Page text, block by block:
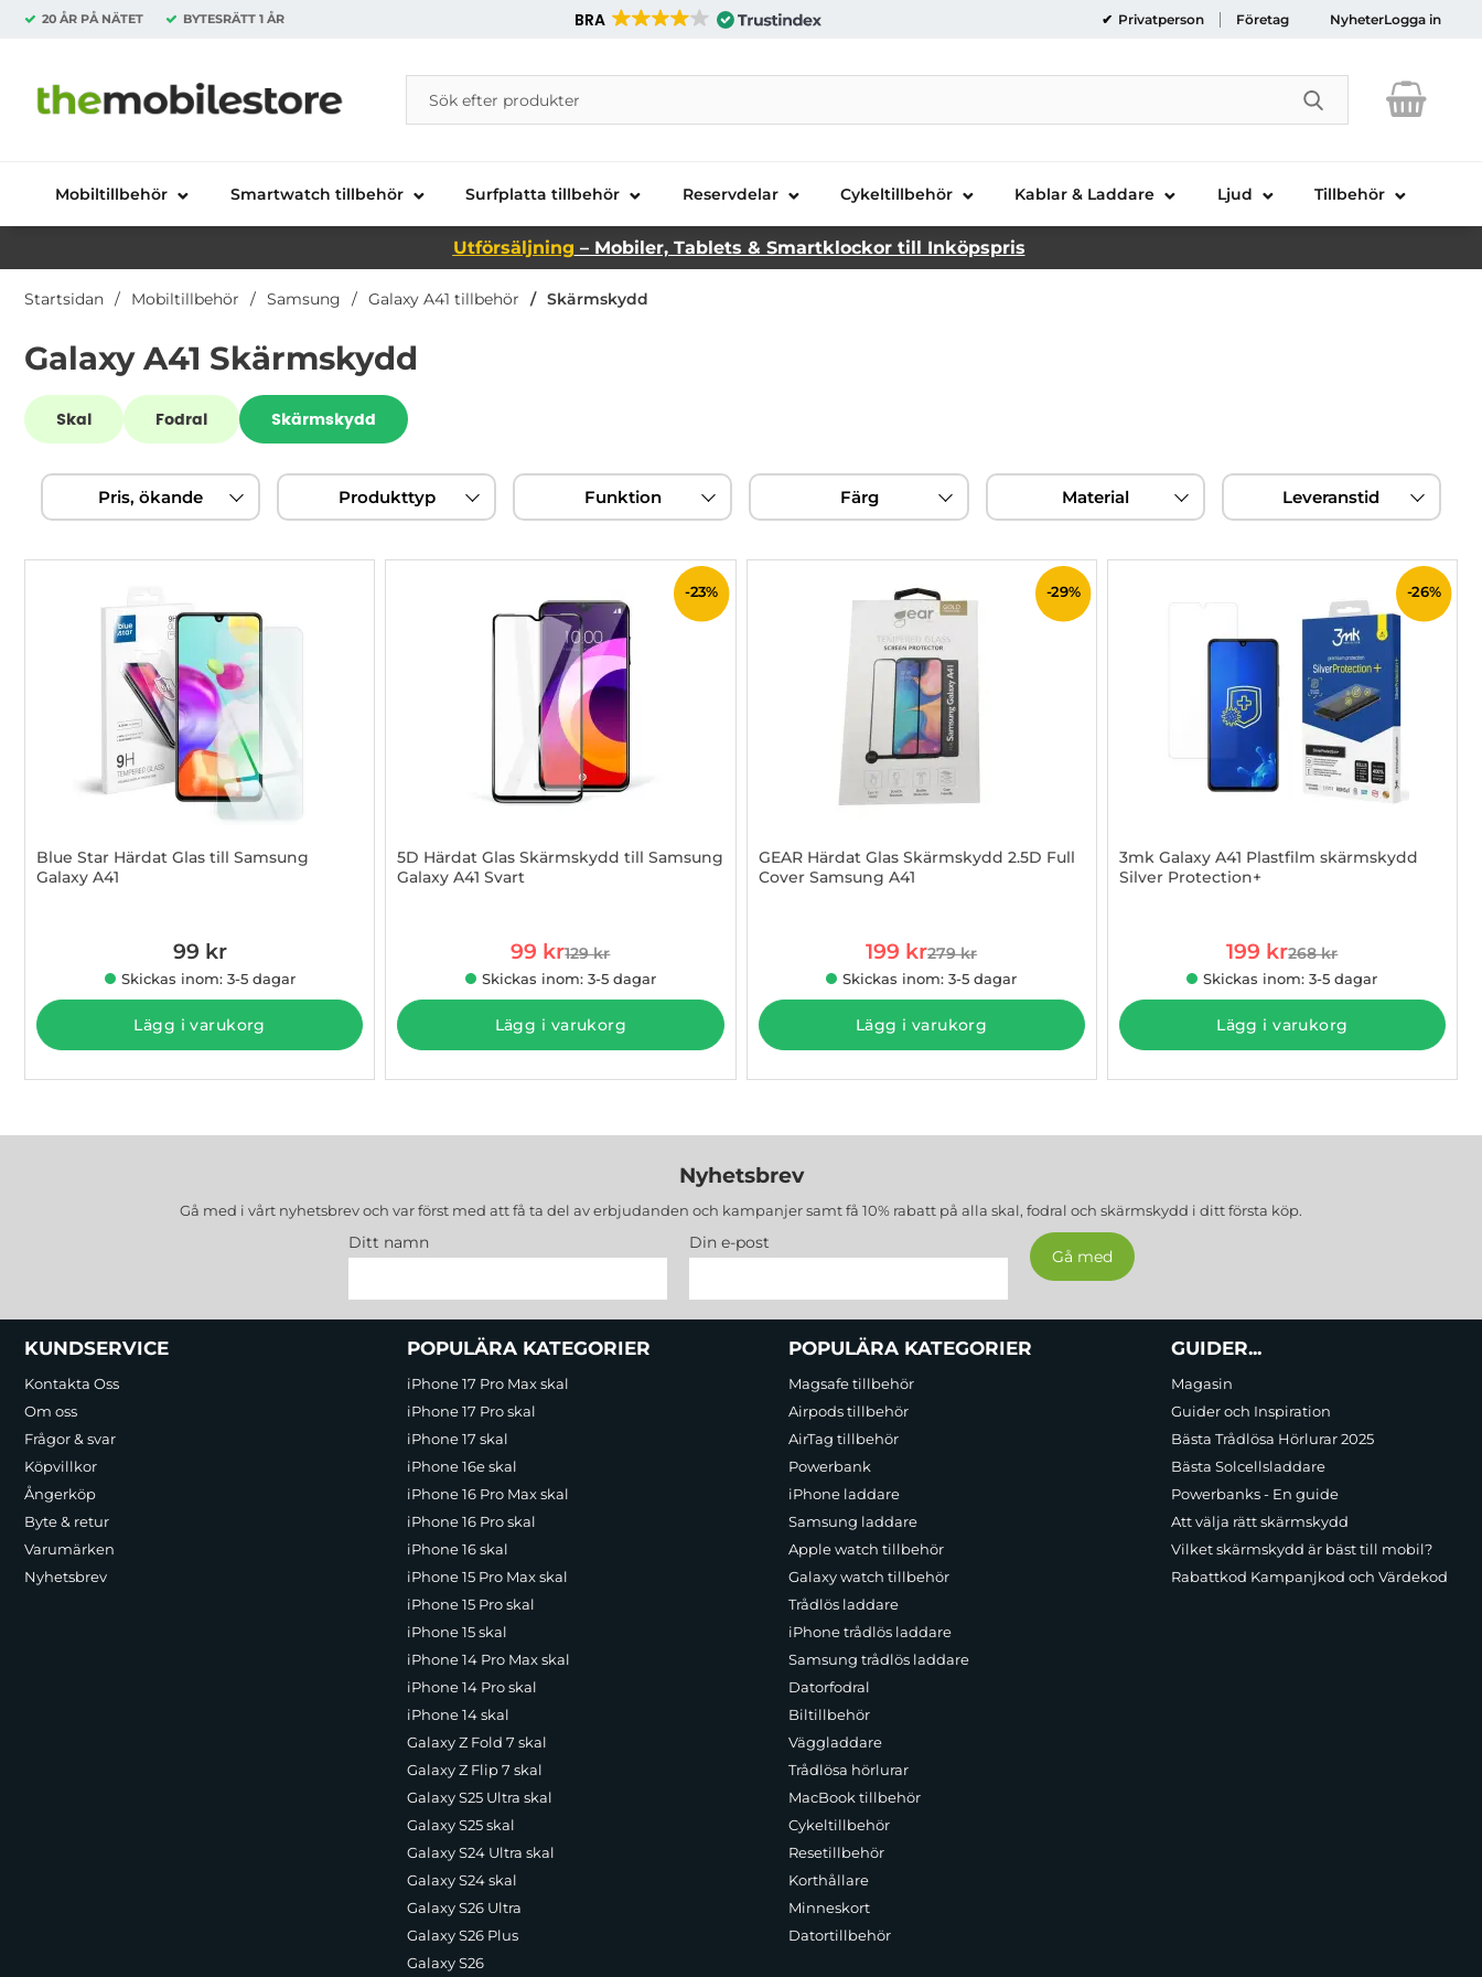
20 ÅR PÅ NÄTET BYTESRÄTT 1 ÅR BRA Privatperson Företag NyheterLogga in
Startsidan för Danira Telecom AB
Sök
Sök på Danira Telecom AB
Genomför
Mobiltillbehör Smartwatch tillbehör Surfplatta tillbehör Reservdelar Cykeltillbehör Kablar & Laddare Ljud Tillbehör
Utförsäljning – Mobiler, Tablets & Smartklockor till Inköpspris
Startsidan Mobiltillbehör Samsung Galaxy A41 tillbehör Skärmskydd
Galaxy A41 Skärmskydd
Underkategorier
Skal Fodral Skärmskydd
över
filtersektionen
Filtrera & sortera
Pris, ökande Produkttyp Funktion Färg Material Leveranstid
Blue Star Härdat Glas till Samsung
Galaxy A41
99 kr
Skickas inom: 3-5 dagar
Lägg i varukorg
-23%
5D Härdat Glas Skärmskydd till Samsung
Galaxy A41 Svart
rea pris
99 krtidigare pris
129 kr
Skickas inom: 3-5 dagar
Lägg i varukorg
-29%
GEAR Härdat Glas Skärmskydd 2.5D Full
Cover Samsung A41
rea pris
199 krtidigare pris
279 kr
Skickas inom: 3-5 dagar
Lägg i varukorg
-26%
3mk Galaxy A41 Plastfilm skärmskydd
Silver Protection+
rea pris
199 krtidigare pris
268 kr
Skickas inom: 3-5 dagar
Lägg i varukorg
Nyhetsbrev
Gå med i vårt nyhetsbrev och var först med att få ta del av erbjudanden och kampanjer samt få 10% rabatt på alla skal, fodral och skärmskydd i ditt första köp.
Ditt namn Din e-post
Sidfot Blandad info och länkar
KUNDSERVICE
Kontakta Oss
Om oss
Frågor & svar
Köpvillkor
Ångerköp
Byte & retur
Varumärken
Nyhetsbrev
POPULÄRA KATEGORIER
iPhone 17 Pro Max skal
iPhone 17 Pro skal
iPhone 17 skal
iPhone 16e skal
iPhone 16 Pro Max skal
iPhone 16 Pro skal
iPhone 16 skal
iPhone 15 Pro Max skal
iPhone 15 Pro skal
iPhone 15 skal
iPhone 14 Pro Max skal
iPhone 14 Pro skal
iPhone 14 skal
Galaxy Z Fold 7 skal
Galaxy Z Flip 7 skal
Galaxy S25 Ultra skal
Galaxy S25 skal
Galaxy S24 Ultra skal
Galaxy S24 skal
Galaxy S26 Ultra
Galaxy S26 Plus
Galaxy S26
POPULÄRA KATEGORIER
Magsafe tillbehör
Airpods tillbehör
AirTag tillbehör
Powerbank
iPhone laddare
Samsung laddare
Apple watch tillbehör
Galaxy watch tillbehör
Trådlös laddare
iPhone trådlös laddare
Samsung trådlös laddare
Datorfodral
Biltillbehör
Väggladdare
Trådlösa hörlurar
MacBook tillbehör
Cykeltillbehör
Resetillbehör
Korthållare
Minneskort
Datortillbehör
GUIDER...
Magasin
Guider och Inspiration
Bästa Trådlösa Hörlurar 2025
Bästa Solcellsladdare
Powerbanks - En guide
Att välja rätt skärmskydd
Vilket skärmskydd är bäst till mobil?
Rabattkod Kampanjkod och Värdekod